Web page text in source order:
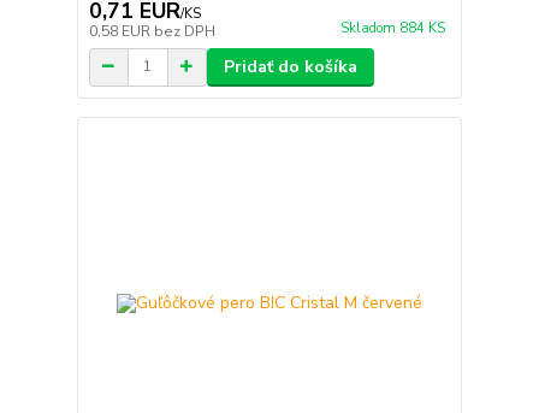
0,71 EUR/KS
0,58 EUR bez DPH Skladom 884 KS
Pridať do košíka